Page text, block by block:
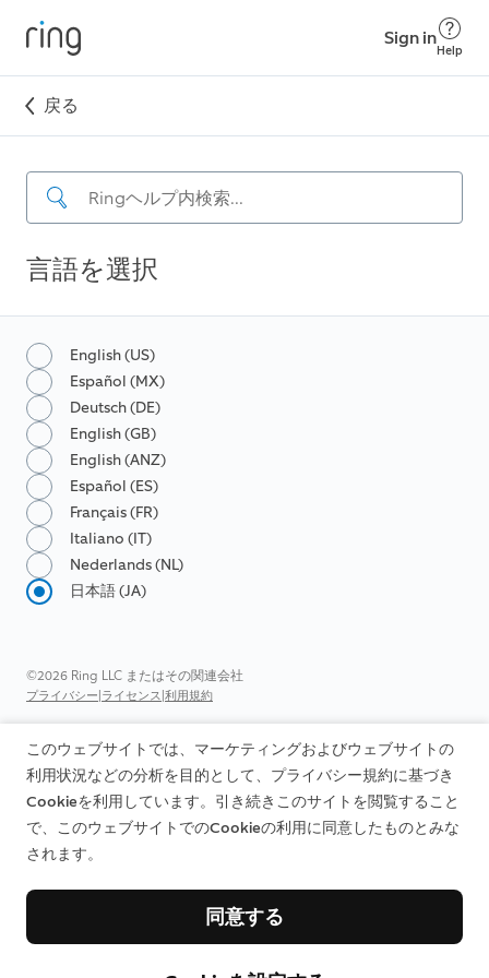
Sign in
Help
戻る
言語を選択
English (US)
Español (MX)
Deutsch (DE)
English (GB)
English (ANZ)
Español (ES)
Français (FR)
Italiano (IT)
Nederlands (NL)
日本語 (JA)
©2026 Ring LLC またはその関連会社
プライバシー|ライセンス|利用規約
このウェブサイトでは、マーケティングおよびウェブサイトの
利用状況などの分析を目的として、プライバシー規約に基づき
Cookieを利用しています。引き続きこのサイトを閲覧すること
で、このウェブサイトでのCookieの利用に同意したものとみな
されます。
同意する